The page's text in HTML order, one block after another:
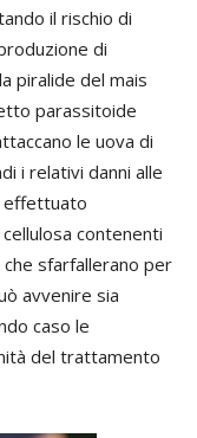
il rischio di
di
piralide del mais
parassitoide
le uova di
i relativi danni alle
effettuato
contenenti
sfarfallerano per
avvenire sia
caso le
del trattamento